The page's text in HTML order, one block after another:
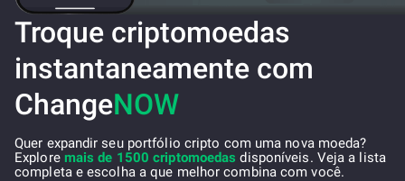
Troque criptomoedas
instantaneamente com
ChangeNOW
Quer expandir seu portfólio cripto com uma nova moeda?
Explore mais de 1500 criptomoedas disponíveis. Veja a lista
completa e escolha a que melhor combina com você.